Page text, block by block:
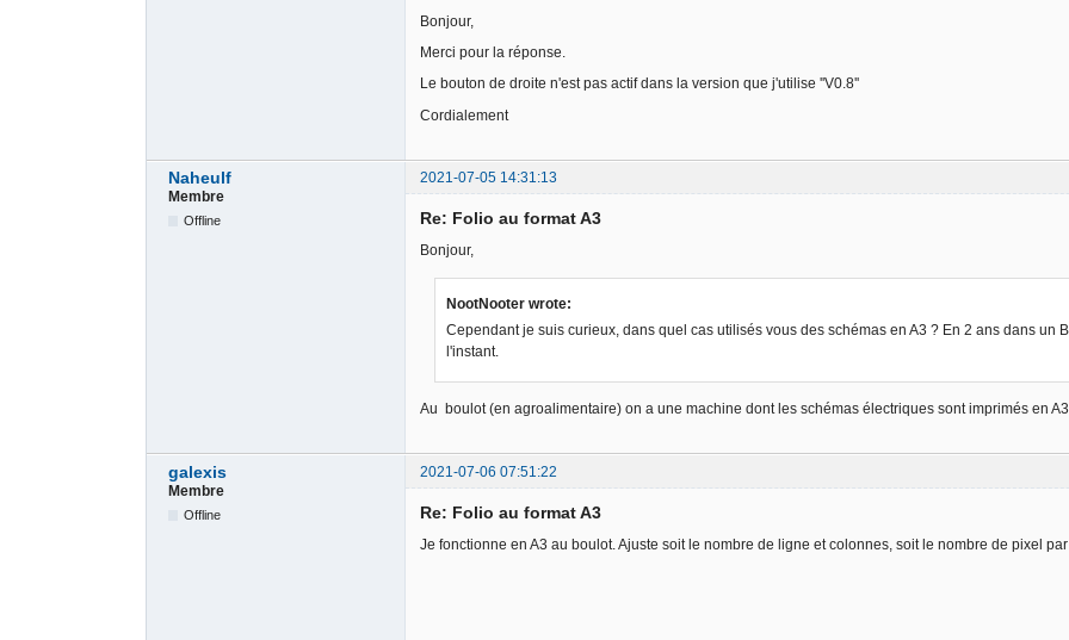
Bonjour,
Merci pour la réponse.
Le bouton de droite n'est pas actif dans la version que j'utilise ''V0.8''
Cordialement
Naheulf
2021-07-05 14:31:13
Membre
Offline Re: Folio au format A3
Bonjour,
NootNooter wrote:
Cependant je suis curieux, dans quel cas utilisés vous des schémas en A3 ? En 2 ans dans un
l'instant.
Au boulot (en agroalimentaire) on a une machine dont les schémas électriques sont imprimés en
galexis
2021-07-06 07:51:22
Membre
Offline Re: Folio au format A3
Je fonctionne en A3 au boulot. Ajuste soit le nombre de ligne et colonnes, soit le nombre de pixel